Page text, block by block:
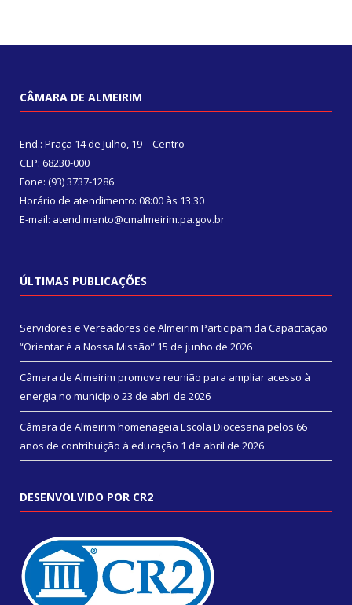
CÂMARA DE ALMEIRIM
End.: Praça 14 de Julho, 19 – Centro
CEP: 68230-000
Fone: (93) 3737-1286
Horário de atendimento: 08:00 às 13:30
E-mail: atendimento@cmalmeirim.pa.gov.br
ÚLTIMAS PUBLICAÇÕES
Servidores e Vereadores de Almeirim Participam da Capacitação
“Orientar é a Nossa Missão” 15 de junho de 2026
Câmara de Almeirim promove reunião para ampliar acesso à
energia no município 23 de abril de 2026
Câmara de Almeirim homenageia Escola Diocesana pelos 66
anos de contribuição à educação 1 de abril de 2026
DESENVOLVIDO POR CR2